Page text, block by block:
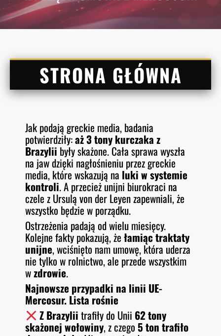
STRONA GŁÓWNA
Jak podają greckie media, badania
potwierdziły:aż 3 tony kurczaka z
Brazylii były skażone. Cała sprawa wyszła
na jaw dzięki nagłośnieniu przez greckie
media, które wskazują na luki w systemie
kontroli. A przecież unijni biurokraci na
czele z Ursulą von der Leyen zapewniali, że
wszystko będzie w porządku.
Ostrzeżenia padają od wielu miesięcy.
Kolejne fakty pokazują, żełamiąc traktaty
unijne, wciśnięto nam umowę, która uderza
nie tylko w rolnictwo, ale przede wszystkim
wzdrowie.
Najnowsze przypadki na linii UE-
Mercosur. Lista rośnie
Z Brazyliitrafiły do Unii 62 tony
skażonej wołowiny, z czego 5 ton trafiło